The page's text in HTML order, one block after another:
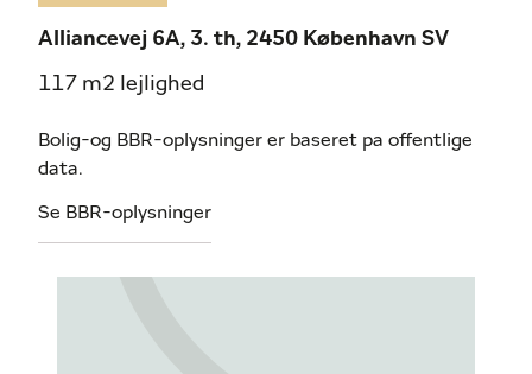
Alliancevej 6A, 3. th, 2450 København SV
117 m2 lejlighed
Bolig-og BBR-oplysninger er baseret pa offentlige
data.
Se BBR-oplysninger